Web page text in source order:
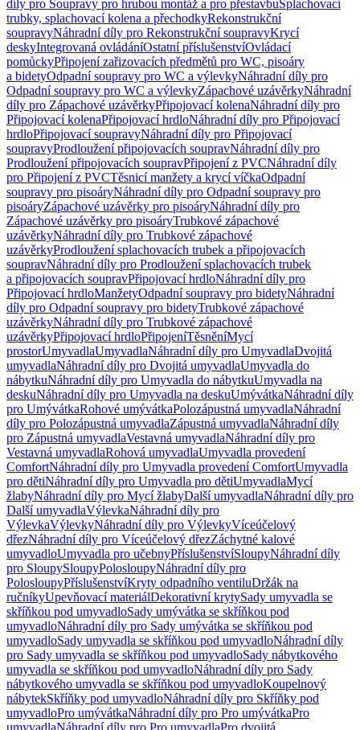
díly pro Soupravy pro hrubou montáž a pro přestavbuSplachovací
trubky, splachovací kolena a přechodkyRekonstrukční
soupravyNáhradní díly pro Rekonstrukční soupravyKrycí
deskyIntegrovaná ovládáníOstatní příslušenstvíOvládací
pomůckyPřipojení zařizovacích předmětů pro WC, pisoáry
a bidetyOdpadní soupravy pro WC a výlevkyNáhradní díly pro
Odpadní soupravy pro WC a výlevkyZápachové uzávěrkyNáhradní
díly pro Zápachové uzávěrkyPřipojovací kolenaNáhradní díly pro
Připojovací kolenaPřipojovací hrdloNáhradní díly pro Připojovací
hrdloPřipojovací soupravyNáhradní díly pro Připojovací
soupravyProdloužení připojovacích soupravNáhradní díly pro
Prodloužení připojovacích soupravPřipojení z PVCNáhradní díly
pro Připojení z PVCTěsnicí manžety a krycí víčkaOdpadní
soupravy pro pisoáryNáhradní díly pro Odpadní soupravy pro
pisoáryZápachové uzávěrky pro pisoáryNáhradní díly pro
Zápachové uzávěrky pro pisoáryTrubkové zápachové
uzávěrkyNáhradní díly pro Trubkové zápachové
uzávěrkyProdloužení splachovacích trubek a připojovacích
soupravNáhradní díly pro Prodloužení splachovacích trubek
a připojovacích soupravPřipojovací hrdloNáhradní díly pro
Připojovací hrdloManžetyOdpadní soupravy pro bidetyNáhradní
díly pro Odpadní soupravy pro bidetyTrubkové zápachové
uzávěrkyNáhradní díly pro Trubkové zápachové
uzávěrkyPřipojovací hrdloPřipojeníTěsněníMycí
prostorUmyvadlaUmyvadlaNáhradní díly pro UmyvadlaDvojitá
umyvadlaNáhradní díly pro Dvojitá umyvadlaUmyvadla do
nábytkuNáhradní díly pro Umyvadla do nábytkuUmyvadla na
deskuNáhradní díly pro Umyvadla na deskuUmývátkaNáhradní díly
pro UmývátkaRohové umývátkaPolozápustná umyvadlaNáhradní
díly pro Polozápustná umyvadlaZápustná umyvadlaNáhradní díly
pro Zápustná umyvadlaVestavná umyvadlaNáhradní díly pro
Vestavná umyvadlaRohová umyvadlaUmyvadla provedení
ComfortNáhradní díly pro Umyvadla provedení ComfortUmyvadla
pro dětiNáhradní díly pro Umyvadla pro dětiUmyvadlaMycí
žlabyNáhradní díly pro Mycí žlabyDalší umyvadlaNáhradní díly pro
Další umyvadlaVýlevkaNáhradní díly pro
VýlevkaVýlevkyNáhradní díly pro VýlevkyVíceúčelový
dřezNáhradní díly pro Víceúčelový dřezZáchytné kalové
umyvadloUmyvadla pro učebnyPříslušenstvíSloupyNáhradní díly
pro SloupySloupyPolosloupyNáhradní díly pro
PolosloupyPříslušenstvíKryty odpadního ventiluDržák na
ručníkyUpevňovací materiálDekorativní krytySady umyvadla se
skříňkou pod umyvadloSady umývátka se skříňkou pod
umyvadloNáhradní díly pro Sady umývátka se skříňkou pod
umyvadloSady umyvadla se skříňkou pod umyvadloNáhradní díly
pro Sady umyvadla se skříňkou pod umyvadloSady nábytkového
umyvadla se skříňkou pod umyvadloNáhradní díly pro Sady
nábytkového umyvadla se skříňkou pod umyvadloKoupelnový
nábytekSkříňky pod umyvadloNáhradní díly pro Skříňky pod
umyvadloPro umývátkaNáhradní díly pro Pro umývátkaPro
umyvadlaNáhradní díly pro Pro umyvadlaPro dvojitá